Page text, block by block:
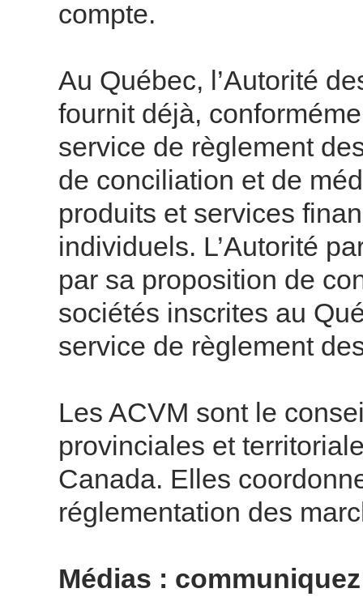
compte.
Au Québec, l’Autorité
fournit déjà,
service de règlement
de conciliation et de
produits et services
individuels. L’Autorité
par sa proposition de
sociétés inscrites au
service de règlement
Les ACVM sont le
provinciales et
Canada. Elles
réglementation des
Médias :